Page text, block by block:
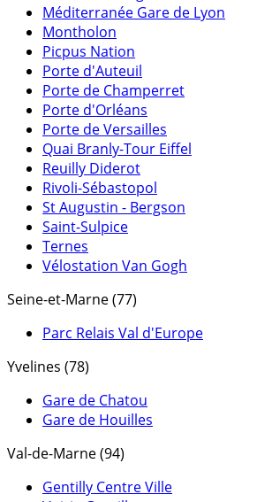
Méditerranée Gare de Lyon
Montholon
Picpus Nation
Porte d'Auteuil
Porte de Champerret
Porte d'Orléans
Porte de Versailles
Quai Branly-Tour Eiffel
Reuilly Diderot
Rivoli-Sébastopol
St Augustin - Bergson
Saint-Sulpice
Ternes
Vélostation Van Gogh
Seine-et-Marne (77)
Parc Relais Val d'Europe
Yvelines (78)
Gare de Chatou
Gare de Houilles
Val-de-Marne (94)
Gentilly Centre Ville